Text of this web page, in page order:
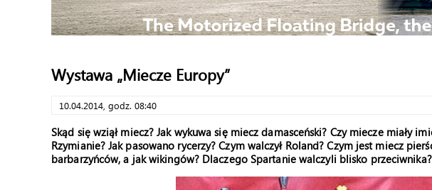
Wystawa „Miecze Europy”
10.04.2014, godz. 08:40
Skąd się wziął miecz? Jak wykuwa się miecz damasceński? Czy miecze miały
Rzymianie? Jak pasowano rycerzy? Czym walczył Roland? Czym jest miecz
barbarzyńców, a jak wikingów? Dlaczego Spartanie walczyli blisko przeciwnika?